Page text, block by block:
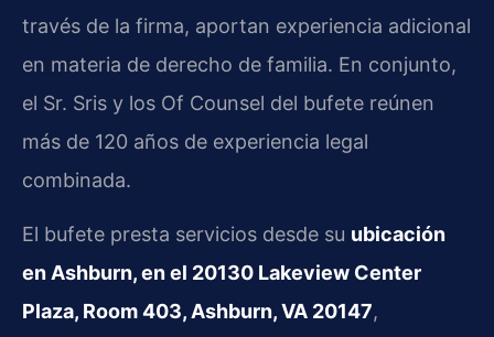
través de la firma, aportan experiencia adicional
en materia de derecho de familia. En conjunto,
el Sr. Sris y los Of Counsel del bufete reúnen
más de 120 años de experiencia legal
combinada.
El bufete presta servicios desde su ubicación
en Ashburn, en el 20130 Lakeview Center
Plaza, Room 403, Ashburn, VA 20147,